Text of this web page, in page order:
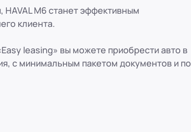
153)
153)
M6 станет эффективным
клиента.
leasing» вы можете приобрести авто в
с минимальным пакетом документов и по